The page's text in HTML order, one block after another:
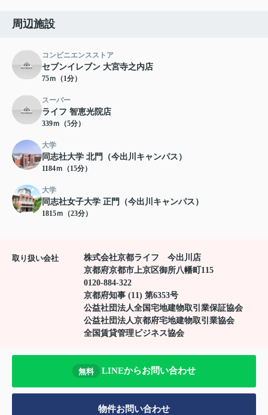
周辺施設
コンビニエンスストア
セブンイレブン 大宮寺之内店
75ｍ（1分）
スーパー
ライフ 智恵光院店
339ｍ（5分）
大学
同志社大学 北門（今出川キャンパス）
1184ｍ（15分）
大学
同志社女子大学 正門（今出川キャンパス）
1815ｍ（23分）
取り扱い会社
株式会社京都ライフ 今出川店
京都府京都市上京区御所八幡町115
0120-884-322
京都府知事 (11) 第6353号
公益社団法人全国宅地建物取引業保証協会
公益社団法人京都府宅地建物取引業協会
全国賃貸管理ビジネス協会
無料 LINEからお問い合わせ
物件お問い合わせ